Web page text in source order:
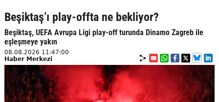
Beşiktaş’ı play-offta ne bekliyor?
Beşiktaş, UEFA Avrupa Ligi play-off turunda Dinamo Zagreb ile
eşleşmeye yakın
08.08.2026 11:47:00
Haber Merkezi